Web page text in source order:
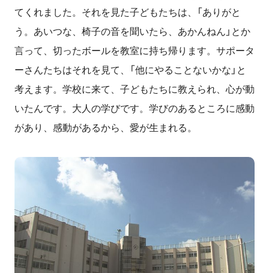
てくれました。それを見た子どもたちは、「ありがと
う。あいつな、椅子の音を聞いたら、あかんねん」とか
言って、切ったボールを教室に持ち帰ります。サポータ
ーさんたちはそれを見て、「他にやることないかな」と
考えます。学校に来て、子どもたちに教えられ、心が動
いたんです。大人の学びです。学びのあるところに感動
があり、感動があるから、愛が生まれる。